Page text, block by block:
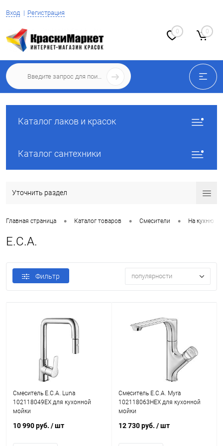
Вход Регистрация
0 0
Каталог лаков и красок
Каталог сантехники
Уточнить раздел
Главная страница • Каталог товаров • Смесители • На кухню
E.C.A.
Фильтр популярности
Смеситель E.C.A. Luna
102118049EX для кухонной
мойки
10 990 руб. / шт
Смеситель E.C.A. Myra
102118063HEX для кухонной
мойки
12 730 руб. / шт